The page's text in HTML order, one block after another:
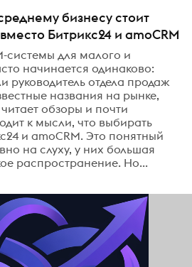
бизнесу стоит
Битрикс24 и amoCRM
системы для малого и
начинается одинаково:
руководитель отдела продаж
названия на рынке,
обзоры и почти
к мысли, что выбирать
и amoCRM. Это понятный
на слуху, у них большая
распространение. Но...